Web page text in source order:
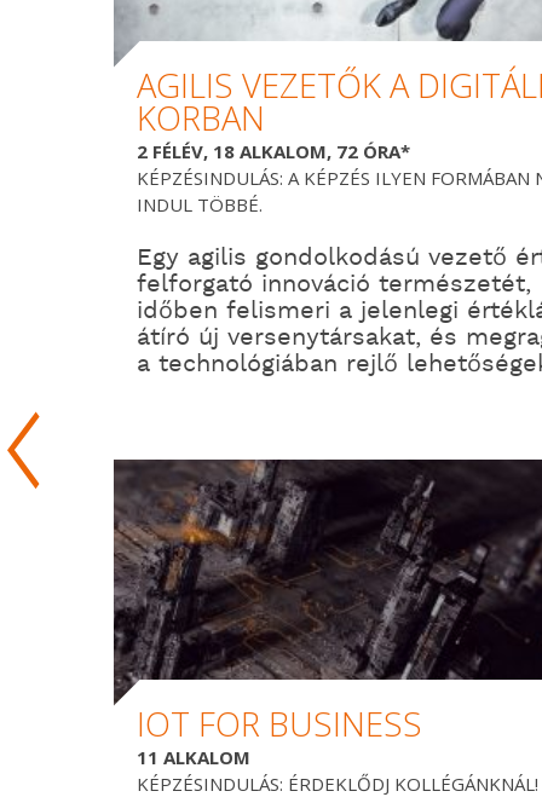
AGILIS VEZETŐK A
KORBAN
2 FÉLÉV, 18 ALKALOM, 72 ÓRA*
KÉPZÉSINDULÁS: A KÉPZÉS ILYEN FORMÁBAN
INDUL TÖBBÉ.
Egy agilis gondolkodású vezető
felforgató innováció természetét,
időben felismeri a jelenlegi
átíró új versenytársakat, és
a technológiában rejlő
IOT FOR BUSINESS
11 ALKALOM
KÉPZÉSINDULÁS: ÉRDEKLŐDJ KOLLÉGÁNKNÁL!